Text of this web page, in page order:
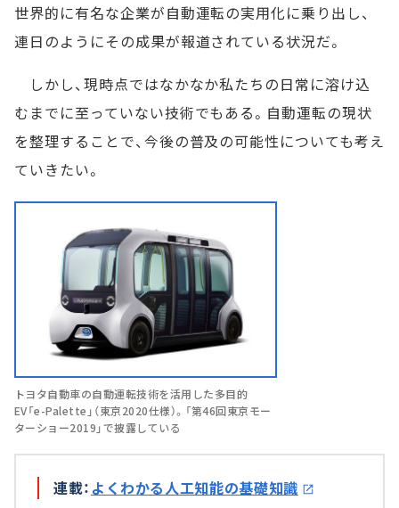
世界的に有名な企業が自動運転の実用化に乗り出し、
連日のようにその成果が報道されている状況だ。
しかし、現時点ではなかなか私たちの日常に溶け込
むまでに至っていない技術でもある。自動運転の現状
を整理することで、今後の普及の可能性についても考え
ていきたい。
トヨタ自動車の自動運転技術を活用した多目的
EV「e-Palette」（東京2020仕様）。「第46回東京モー
ターショー2019」で披露している
連載： よくわかる人工知能の基礎知識